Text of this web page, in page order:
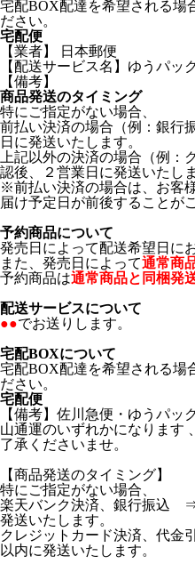
宅配BOX配達を希望される場
ださい。
宅配便
【業者】 日本郵便
【配送サービス名】ゆうパッ
【備考】
商品発送のタイミング
特にご指定がない場合、
前払い決済の場合（例：銀
日に発送いたします。
上記以外の決済の場合（例
認後、２営業日に発送いたしま
※前払い決済の場合は、お客
届け予定日が前後することが
予約商品について
発売日によって配送希望日に
また、発売日によって通常商
予約商品は通常商品と同梱発
配送サービスについて
●●でお送りします。
宅配BOXについて
宅配BOX配達を希望される場
ださい。
宅配便
【備考】佐川急便・ゆうパ
山通運のいずれかになります
了承くださいませ。
【商品発送のタイミング】
特にご指定がない場合、
楽天バンク決済、銀行振込
発送いたします。
クレジットカード決済、代
以内に発送いたします。